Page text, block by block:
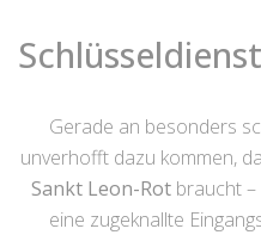
Gerade an besonders
unverhofft dazu kommen,
Sankt Leon-Rotbraucht –
eine zugeknallte